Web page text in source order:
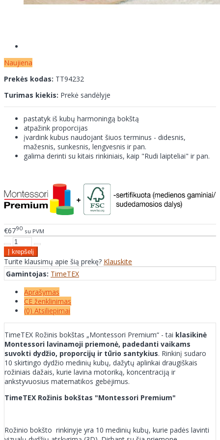
Naujiena
Prekės kodas: TT94232
Turimas kiekis: Prekė sandėlyje
pastatyk iš kubų harmoningą bokštą
atpažink proporcijas
įvardink kubus naudojant šiuos terminus - didesnis,
mažesnis, sunkesnis, lengvesnis ir pan.
galima derinti su kitais rinkiniais, kaip "Rudi laipteliai" ir pan.
€6790 su PVM
Turite klausimų apie šią prekę? Klauskite
Gamintojas: TimeTEX
Aprašymas
CE ženklinimas
(0) Atsiliepimai
TimeTEX Rožinis bokštas „Montessori Premium“ - tai klasikinė
Montessori lavinamoji priemonė, padedanti vaikams
suvokti dydžio, proporcijų ir tūrio santykius. Rinkinį sudaro
10 skirtingo dydžio medinių kubų, dažytų aplinkai draugiškais
rožiniais dažais, kurie lavina motoriką, koncentraciją ir
ankstyvuosius matematikos gebėjimus.
TimeTEX Rožinis bokštas "Montessori Premium"
Rožinio bokšto rinkinyje yra 10 medinių kubų, kurie padės lavinti